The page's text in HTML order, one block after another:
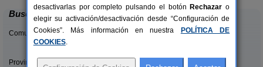
Buscar
Comunidades:
Provincias/Islas:
desactivarlas por completo pulsando el botón Rechazar o
elegir su activación/desactivación desde “Configuración de
Cookies”. Más información en nuestra
POLÍTICA DE
COOKIES.